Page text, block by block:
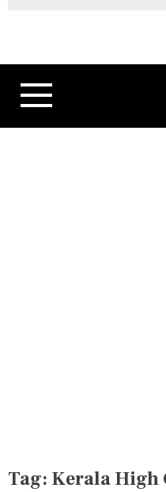
t
Tag: Kerala High